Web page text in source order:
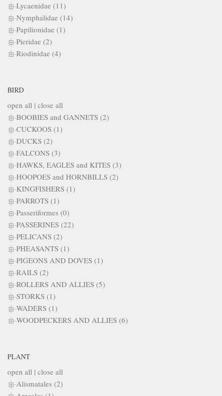
Lycaenidae (11)
Nymphalidae (14)
Papilionidae (1)
Pieridae (2)
Riodinidae (4)
BIRD
open all | close all
BOOBIES and GANNETS (2)
CUCKOOS (1)
DUCKS (2)
FALCONS (3)
HAWKS, EAGLES and KITES (3)
HOOPOES and HORNBILLS (2)
KINGFISHERS (1)
PARROTS (1)
Passeriformes (0)
PASSERINES (22)
PELICANS (2)
PHEASANTS (1)
PIGEONS AND DOVES (1)
RAILS (2)
ROLLERS AND ALLIES (5)
STORKS (1)
WADERS (1)
WOODPECKERS AND ALLIES (6)
PLANT
open all | close all
Alismatales (2)